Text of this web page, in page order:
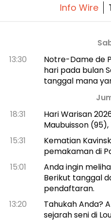
Info Wire
13:30
Notre-Dame de
hari pada bulan
tanggal mana
18:31
Hari Warisan
Maubuisson
15:31
Kematian
pemakaman di
15:01
Anda ingin
Berikut tanggal
pendaftaran.
13:20
Tahukah Anda?
sejarah seni di